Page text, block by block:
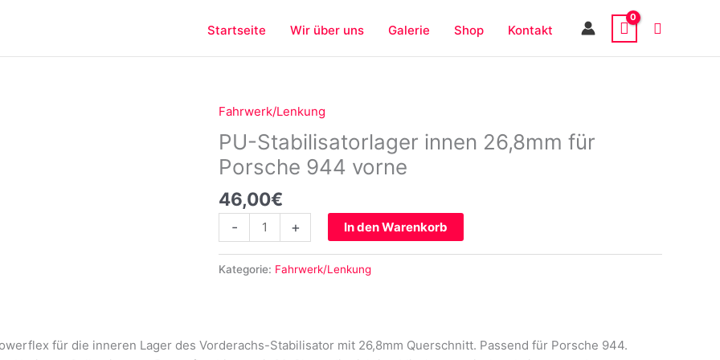
Startseite Wir über uns Galerie Shop Kontakt
Fahrwerk/Lenkung
PU-Stabilisatorlager innen 26,8mm für
Porsche 944 vorne
46,00€
-
PU-
Stabilisatorlager
innen
26,8mm
für
Porsche
944
Menge
+ In den Warenkorb
Kategorie: Fahrwerk/Lenkung
für die inneren Lager des Vorderachs-Stabilisator mit 26,8mm Querschnitt. Passend für Porsche 944.